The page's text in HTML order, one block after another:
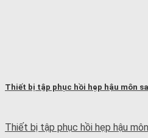
Thiết bị tập phục hồi hẹp hậu môn
Thiết bị tập phục hồi hẹp hậu